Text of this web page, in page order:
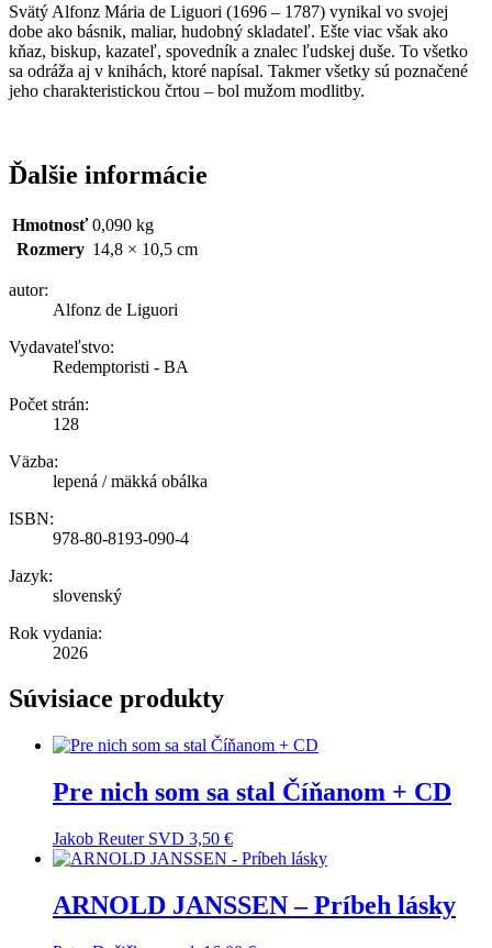
Svätý Alfonz Mária de Liguori (1696 – 1787) vynikal vo svojej
dobe ako básnik, maliar, hudobný skladateľ. Ešte viac však ako
kňaz, biskup, kazateľ, spovedník a znalec ľudskej duše. To všetko
sa odráža aj v knihách, ktoré napísal. Takmer všetky sú poznačené
jeho charakteristickou črtou – bol mužom modlitby.
Ďalšie informácie
Hmotnosť 0,090 kg
Rozmery 14,8 × 10,5 cm
autor:
Alfonz de Liguori
Vydavateľstvo:
Redemptoristi - BA
Počet strán:
128
Väzba:
lepená / mäkká obálka
ISBN:
978-80-8193-090-4
Jazyk:
slovenský
Rok vydania:
2026
Súvisiace produkty
Pre nich som sa stal Číňanom + CD
Jakob Reuter SVD 3,50 €
ARNOLD JANSSEN – Príbeh lásky